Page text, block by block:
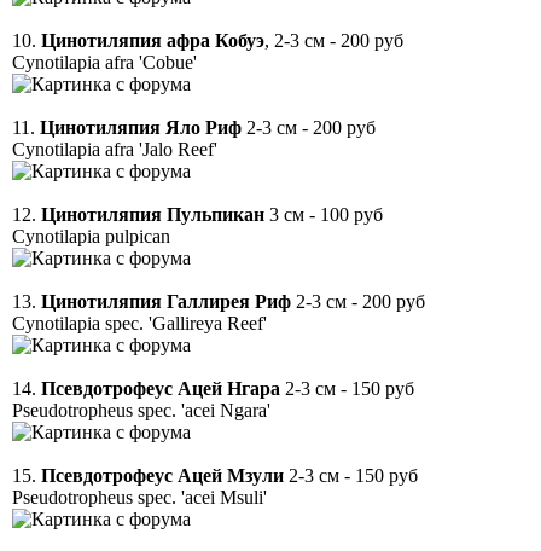
10. Цинотиляпия афра Кобуэ, 2-3 см - 200 руб
Cynotilapia afra 'Cobue'
11. Цинотиляпия Яло Риф 2-3 см - 200 руб
Cynotilapia afra 'Jalo Reef'
12. Цинотиляпия Пульпикан 3 см - 100 руб
Cynotilapia pulpican
13. Цинотиляпия Галлирея Риф 2-3 см - 200 руб
Cynotilapia spec. 'Gallireya Reef'
14. Псевдотрофеус Ацей Нгара 2-3 см - 150 руб
Pseudotropheus spec. 'acei Ngara'
15. Псевдотрофеус Ацей Мзули 2-3 см - 150 руб
Pseudotropheus spec. 'acei Msuli'